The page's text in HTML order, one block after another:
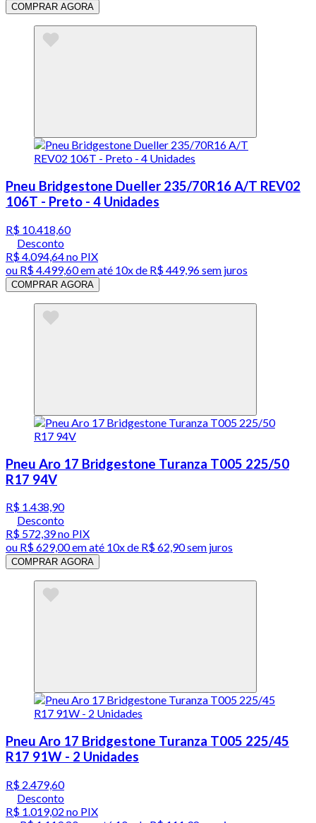
COMPRAR AGORA
Pneu Bridgestone Dueller 235/70R16 A/T REV02
106T - Preto - 4 Unidades
R$ 10.418,60
Desconto
R$ 4.094,64no PIX
ou R$ 4.499,60em até 10x de R$ 449,96 sem juros
COMPRAR AGORA
Pneu Aro 17 Bridgestone Turanza T005 225/50
R17 94V
R$ 1.438,90
Desconto
R$ 572,39no PIX
ou R$ 629,00em até 10x de R$ 62,90 sem juros
COMPRAR AGORA
Pneu Aro 17 Bridgestone Turanza T005 225/45
R17 91W - 2 Unidades
R$ 2.479,60
Desconto
R$ 1.019,02 no PIX